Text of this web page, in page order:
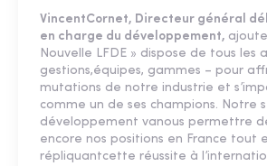
VincentCornet, Directeur général
en charge du développement,
Nouvelle LFDE » dispose de tous les
gestions,équipes, gammes – pour
mutations de notre industrie et
comme un de ses champions. Notre
développement vanous permettre
encore nos positions en France tout
répliquantcette réussite à